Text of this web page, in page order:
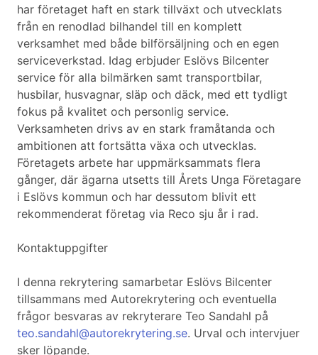
har företaget haft en stark tillväxt och utvecklats
från en renodlad bilhandel till en komplett
verksamhet med både bilförsäljning och en egen
serviceverkstad. Idag erbjuder Eslövs Bilcenter
service för alla bilmärken samt transportbilar,
husbilar, husvagnar, släp och däck, med ett tydligt
fokus på kvalitet och personlig service.
Verksamheten drivs av en stark framåtanda och
ambitionen att fortsätta växa och utvecklas.
Företagets arbete har uppmärksammats flera
gånger, där ägarna utsetts till Årets Unga Företagare
i Eslövs kommun och har dessutom blivit ett
rekommenderat företag via Reco sju år i rad.
Kontaktuppgifter
I denna rekrytering samarbetar Eslövs Bilcenter
tillsammans med Autorekrytering och eventuella
frågor besvaras av rekryterare Teo Sandahl på
teo.sandahl@autorekrytering.se. Urval och intervjuer
sker löpande.